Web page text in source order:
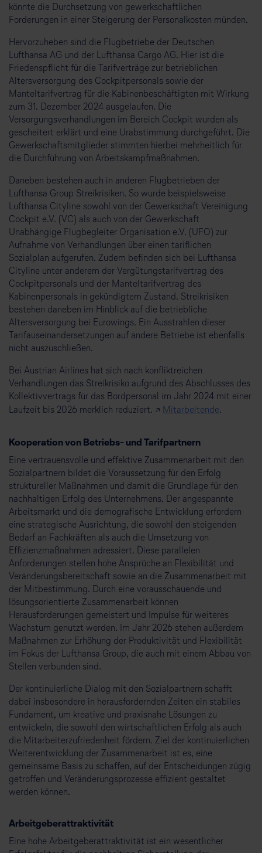
könnte die Durchsetzung von gewerkschaftlichen
Forderungen in einer Steigerung der Personalkosten münden.
Hervorzuheben sind die Flugbetriebe der Deutschen
Lufthansa AG und der Lufthansa Cargo AG. Hier ist die
Friedenspflicht für die Tarifverträge zur betrieblichen
Altersversorgung des Cockpitpersonals sowie der
Manteltarifvertrag für die Kabinenbeschäftigten mit Wirkung
zum 31. Dezember 2024 ausgelaufen. Die
Versorgungsverhandlungen im Bereich Cockpit wurden als
gescheitert erklärt und eine Urabstimmung durchgeführt. Die
Gewerkschaftsmitglieder stimmten hierbei mehrheitlich für
die Durchführung von Arbeitskampfmaßnahmen.
Daneben bestehen auch in anderen Flugbetrieben der
Lufthansa Group Streikrisiken. So wurde beispielsweise
Lufthansa Cityline sowohl von der Gewerkschaft Vereinigung
Cockpit e.V. (VC) als auch von der Gewerkschaft
Unabhängige Flugbegleiter Organisation e.V. (UFO) zur
Aufnahme von Verhandlungen über einen tariflichen
Sozialplan aufgerufen. Zudem befinden sich bei Lufthansa
Cityline unter anderem der Vergütungstarifvertrag des
Cockpitpersonals und der Manteltarifvertrag des
Kabinenpersonals in gekündigtem Zustand. Streikrisiken
bestehen daneben im Hinblick auf die betriebliche
Altersversorgung bei Eurowings. Ein Ausstrahlen dieser
Tarifauseinandersetzungen auf andere Betriebe ist ebenfalls
nicht auszuschließen.
Bei Austrian Airlines hat sich nach konfliktreichen
Verhandlungen das Streikrisiko aufgrund des Abschlusses des
Kollektivvertrags für das Bordpersonal im Jahr 2024 mit einer
Laufzeit bis 2026 merklich reduziert. ↗ Mitarbeitende.
Kooperation von Betriebs- und Tarifpartnern
Eine vertrauensvolle und effektive Zusammenarbeit mit den
Sozialpartnern bildet die Voraussetzung für den Erfolg
struktureller Maßnahmen und damit die Grundlage für den
nachhaltigen Erfolg des Unternehmens. Der angespannte
Arbeitsmarkt und die demografische Entwicklung erfordern
eine strategische Ausrichtung, die sowohl den steigenden
Bedarf an Fachkräften als auch die Umsetzung von
Effizienzmaßnahmen adressiert. Diese parallelen
Anforderungen stellen hohe Ansprüche an Flexibilität und
Veränderungsbereitschaft sowie an die Zusammenarbeit mit
der Mitbestimmung. Durch eine vorausschauende und
lösungsorientierte Zusammenarbeit können
Herausforderungen gemeistert und Impulse für weiteres
Wachstum genutzt werden. Im Jahr 2026 stehen außerdem
Maßnahmen zur Erhöhung der Produktivität und Flexibilität
im Fokus der Lufthansa Group, die auch mit einem Abbau von
Stellen verbunden sind.
Der kontinuierliche Dialog mit den Sozialpartnern schafft
dabei insbesondere in herausfordernden Zeiten ein stabiles
Fundament, um kreative und praxisnahe Lösungen zu
entwickeln, die sowohl den wirtschaftlichen Erfolg als auch
die Mitarbeiterzufriedenheit fördern. Ziel der kontinuierlichen
Weiterentwicklung der Zusammenarbeit ist es, eine
gemeinsame Basis zu schaffen, auf der Entscheidungen zügig
getroffen und Veränderungsprozesse effizient gestaltet
werden können.
Arbeitgeberattraktivität
Eine hohe Arbeitgeberattraktivität ist ein wesentlicher